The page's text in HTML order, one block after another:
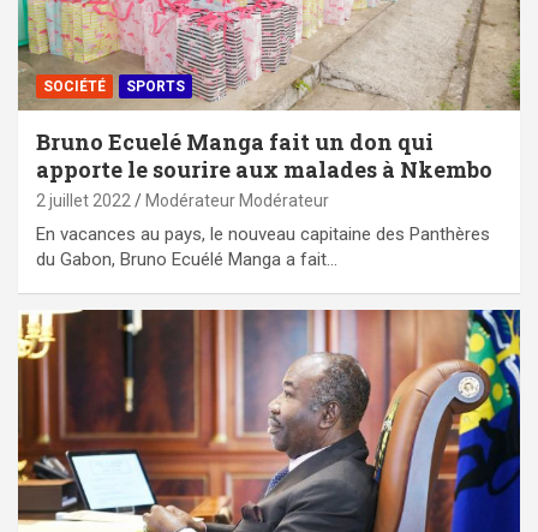
SOCIÉTÉ SPORTS
Bruno Ecuelé Manga fait un don qui
apporte le sourire aux malades à Nkembo
2 juillet 2022 Modérateur Modérateur
En vacances au pays, le nouveau capitaine des Panthères
du Gabon, Bruno Ecuélé Manga a fait…